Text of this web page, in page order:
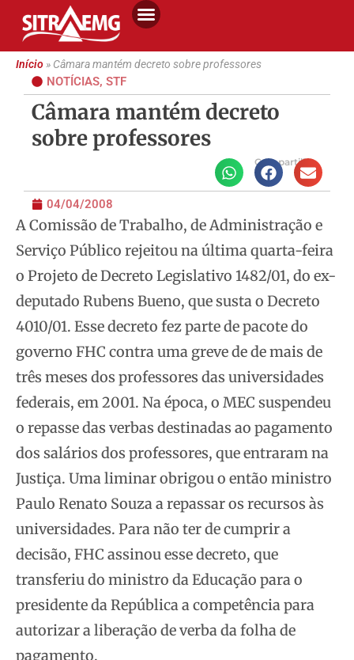
Início» Câmara mantém decreto sobre professores
NOTÍCIAS, STF
Câmara mantém decreto
sobre professores
Compartilhe
04/04/2008
A Comissão de Trabalho, de Administração e
Serviço Público rejeitou na última quarta-feira
o Projeto de Decreto Legislativo 1482/01, do ex-
deputado Rubens Bueno, que susta o Decreto
4010/01. Esse decreto fez parte de pacote do
governo FHC contra uma greve de de mais de
três meses dos professores das universidades
federais, em 2001. Na época, o MEC suspendeu
o repasse das verbas destinadas ao pagamento
dos salários dos professores, que entraram na
Justiça. Uma liminar obrigou o então ministro
Paulo Renato Souza a repassar os recursos às
universidades. Para não ter de cumprir a
decisão, FHC assinou esse decreto, que
transferiu do ministro da Educação para o
presidente da República a competência para
autorizar a liberação de verba da folha de
pagamento.